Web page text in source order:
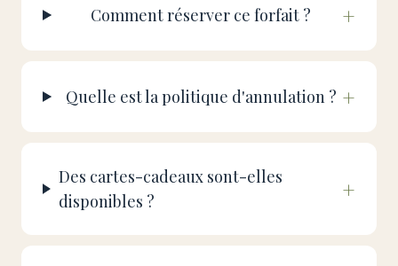
Comment réserver ce forfait ? +
Quelle est la politique d'annulation ? +
Des cartes-cadeaux sont-elles
disponibles ?
+